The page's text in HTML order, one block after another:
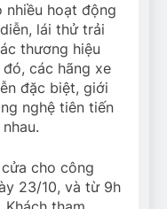
nhiều hoạt động
lái thử trải
thương hiệu
đó, các hãng xe
đặc biệt, giới
nghệ tiên tiến
cho công
23/10, và từ 9h